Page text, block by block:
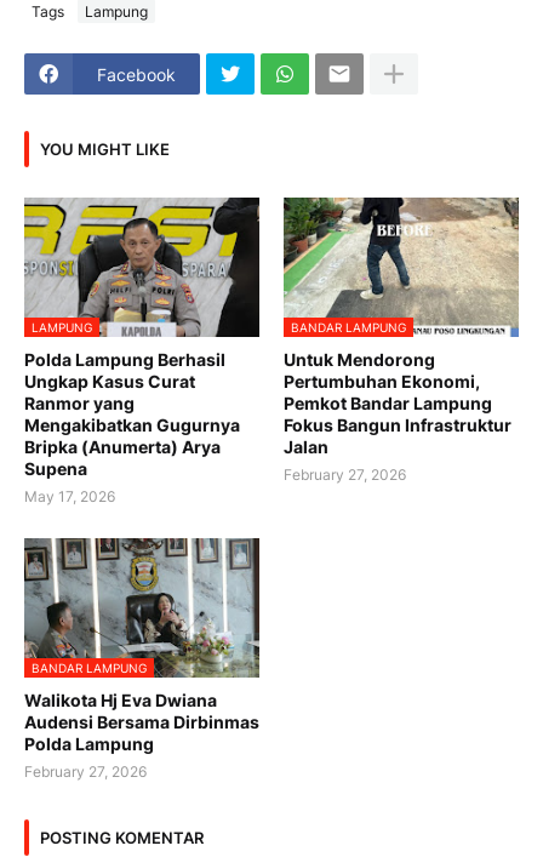
Tags Lampung
Facebook
YOU MIGHT LIKE
LAMPUNG
Polda Lampung Berhasil
Ungkap Kasus Curat
Ranmor yang
Mengakibatkan Gugurnya
Bripka (Anumerta) Arya
Supena
May 17, 2026
BANDAR LAMPUNG
Untuk Mendorong
Pertumbuhan Ekonomi,
Pemkot Bandar Lampung
Fokus Bangun Infrastruktur
Jalan
February 27, 2026
BANDAR LAMPUNG
Walikota Hj Eva Dwiana
Audensi Bersama Dirbinmas
Polda Lampung
February 27, 2026
POSTING KOMENTAR